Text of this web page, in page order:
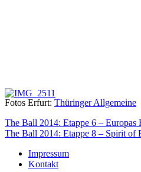
Fotos Erfurt: Thüringer Allgemeine
Beitragsnavigation
The Ball 2014: Etappe 6 – Europas
The Ball 2014: Etappe 8 – Spirit of
Impressum
Kontakt